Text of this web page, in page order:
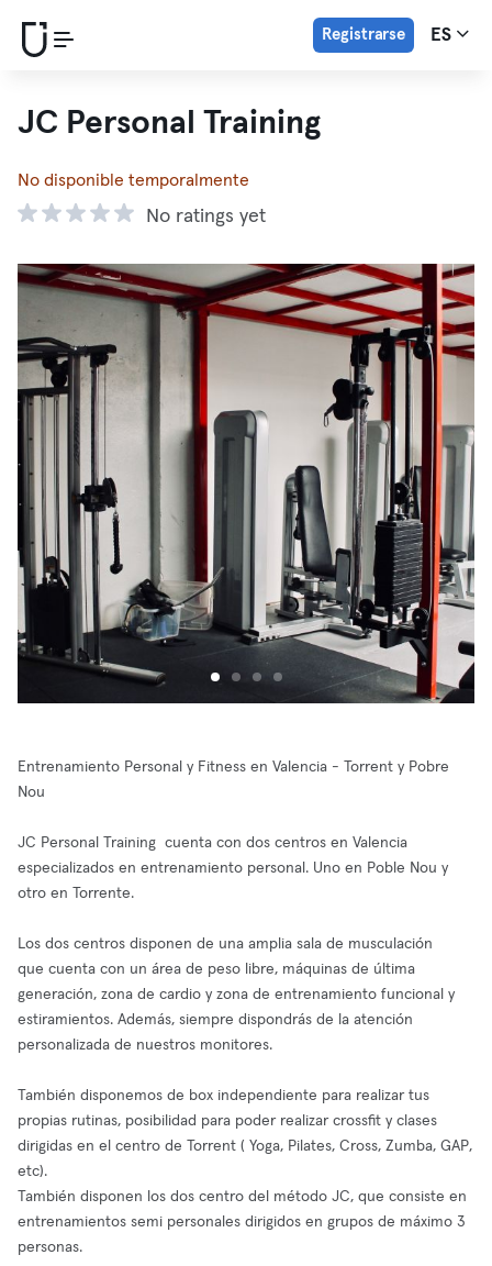
Registrarse ES
JC Personal Training
No disponible temporalmente
No ratings yet
Entrenamiento Personal y Fitness en Valencia - Torrent y Pobre
Nou
JC Personal Training cuenta con dos centros en Valencia
especializados en entrenamiento personal. Uno en Poble Nou y
otro en Torrente.
Los dos centros disponen de una amplia sala de musculación
que cuenta con un área de peso libre, máquinas de última
generación, zona de cardio y zona de entrenamiento funcional y
estiramientos. Además, siempre dispondrás de la atención
personalizada de nuestros monitores.
También disponemos de box independiente para realizar tus
propias rutinas, posibilidad para poder realizar crossfit y clases
dirigidas en el centro de Torrent ( Yoga, Pilates, Cross, Zumba, GAP,
etc).
También disponen los dos centro del método JC, que consiste en
entrenamientos semi personales dirigidos en grupos de máximo 3
personas.